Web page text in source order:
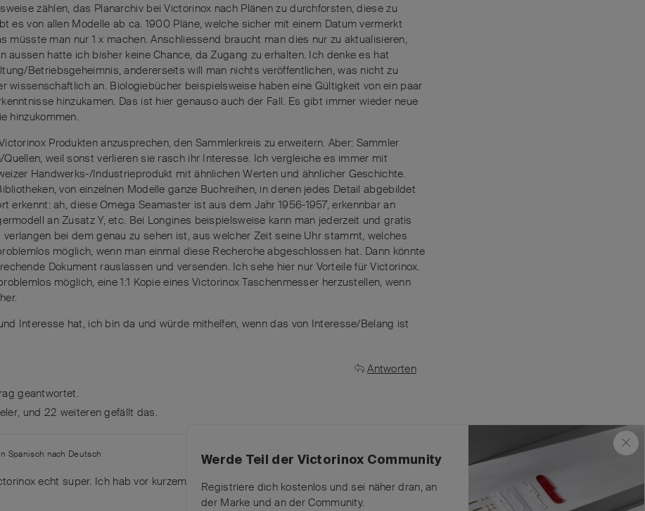
zählen, das Planarchiv bei Victorinox nach Plänen zu durchforsten, diese zu
es von allen Modelle ab ca. 1900 Pläne, welche sicher mit einem Datum vermerkt
müsste man nur 1 x machen. Anschliessend braucht man dies nur zu aktualisieren,
aussen hatte ich bisher keine Chance, da Zugang zu erhalten. Ich denke es hat
Betriebsgeheimnis, andererseits will man nichts veröffentlichen, was nicht zu
wissenschaftlich an. Biologiebücher beispielsweise haben eine Gültigkeit von ein paar
hinzukamen. Das ist hier genauso auch der Fall. Es gibt immer wieder neue
hinzukommen.
Produkten anzusprechen, den Sammlerkreis zu erweitern. Aber: Sammler
weil sonst verlieren sie rasch ihr Interesse. Ich vergleiche es immer mit
Handwerks-/Industrieprodukt mit ähnlichen Werten und ähnlicher Geschichte.
von einzelnen Modelle ganze Buchreihen, in denen jedes Detail abgebildet
erkennt: ah, diese Omega Seamaster ist aus dem Jahr 1956-1957, erkennbar an
an Zusatz Y, etc. Bei Longines beispielsweise kann man jederzeit und gratis
bei dem genau zu sehen ist, aus welcher Zeit seine Uhr stammt, welches
möglich, wenn man einmal diese Recherche abgeschlossen hat. Dann könnte
Dokument rauslassen und versenden. Ich sehe hier nur Vorteile für Victorinox.
möglich, eine 1:1 Kopie eines Victorinox Taschenmesser herzustellen, wenn
Interesse hat, ich bin da und würde mithelfen, wenn das von Interesse/Belang ist
Antworten
geantwortet.
, und 22 weiteren gefällt das.
Spanisch nach Deutsch
echt super. Ich hab vor kurzem deine Website entdeckt und war total
Werde Teil der Victorinox Community
Registriere dich kostenlos und sei näher dran, an
der Marke und an der Community.